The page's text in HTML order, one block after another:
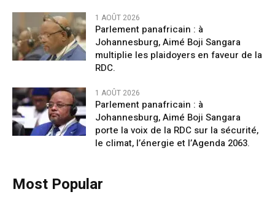
1 AOÛT 2026
Parlement panafricain : à
Johannesburg, Aimé Boji Sangara
multiplie les plaidoyers en faveur de la
RDC.
1 AOÛT 2026
Parlement panafricain : à
Johannesburg, Aimé Boji Sangara
porte la voix de la RDC sur la sécurité,
le climat, l’énergie et l’Agenda 2063.
Most Popular